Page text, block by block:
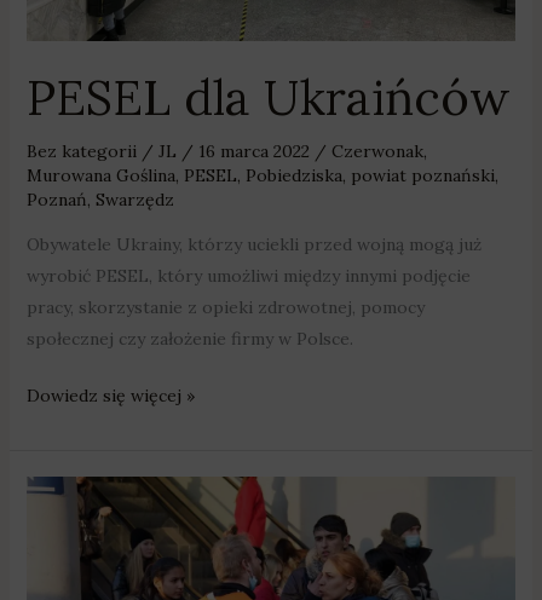
PESEL dla Ukraińców
Bez kategorii/ JL / 16 marca 2022 / Czerwonak,
Murowana Goślina, PESEL, Pobiedziska, powiat poznański,
Poznań, Swarzędz
Obywatele Ukrainy, którzy uciekli przed wojną mogą już
wyrobić PESEL, który umożliwi między innymi podjęcie
pracy, skorzystanie z opieki zdrowotnej, pomocy
społecznej czy założenie firmy w Polsce.
Dowiedz się więcej »
Stolica
Wielkopolski
pomaga
uchodźcom